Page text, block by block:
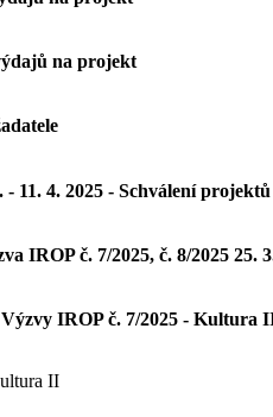
na projekt
11. 4. 2025 - Schválení
IROP č. 7/2025, č. 8/2025 25.
IROP č. 7/2025 - Kultura
II